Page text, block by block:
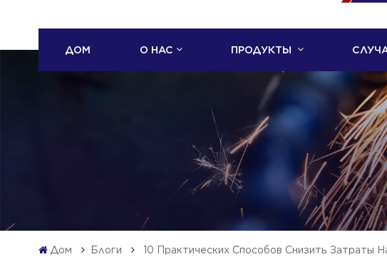
ДОМ О НАС ПРОДУКТЫ
Дом Блоги 10 Практических Способов Снизить